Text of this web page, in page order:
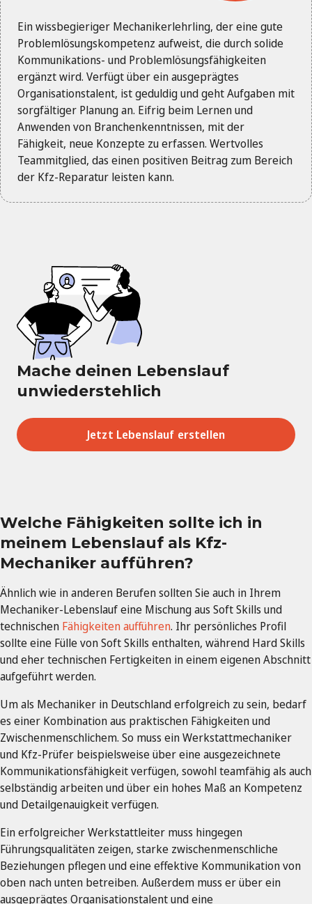
Ein wissbegieriger Mechanikerlehrling, der eine gute
Problemlösungskompetenz aufweist, die durch solide
Kommunikations- und Problemlösungsfähigkeiten
ergänzt wird. Verfügt über ein ausgeprägtes
Organisationstalent, ist geduldig und geht Aufgaben mit
sorgfältiger Planung an. Eifrig beim Lernen und
Anwenden von Branchenkenntnissen, mit der
Fähigkeit, neue Konzepte zu erfassen. Wertvolles
Teammitglied, das einen positiven Beitrag zum Bereich
der Kfz-Reparatur leisten kann.
Mache deinen Lebenslauf
unwiederstehlich
Jetzt Lebenslauf erstellen
Welche Fähigkeiten sollte ich in
meinem Lebenslauf als Kfz-
Mechaniker aufführen?
Ähnlich wie in anderen Berufen sollten Sie auch in Ihrem
Mechaniker-Lebenslauf eine Mischung aus Soft Skills und
technischen Fähigkeiten aufführen. Ihr persönliches Profil
sollte eine Fülle von Soft Skills enthalten, während Hard Skills
und eher technischen Fertigkeiten in einem eigenen Abschnitt
aufgeführt werden.
Um als Mechaniker in Deutschland erfolgreich zu sein, bedarf
es einer Kombination aus praktischen Fähigkeiten und
Zwischenmenschlichem. So muss ein Werkstattmechaniker
und Kfz-Prüfer beispielsweise über eine ausgezeichnete
Kommunikationsfähigkeit verfügen, sowohl teamfähig als auch
selbständig arbeiten und über ein hohes Maß an Kompetenz
und Detailgenauigkeit verfügen.
Ein erfolgreicher Werkstattleiter muss hingegen
Führungsqualitäten zeigen, starke zwischenmenschliche
Beziehungen pflegen und eine effektive Kommunikation von
oben nach unten betreiben. Außerdem muss er über ein
ausgeprägtes Organisationstalent und eine